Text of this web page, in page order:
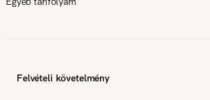
Felvételi követelmény